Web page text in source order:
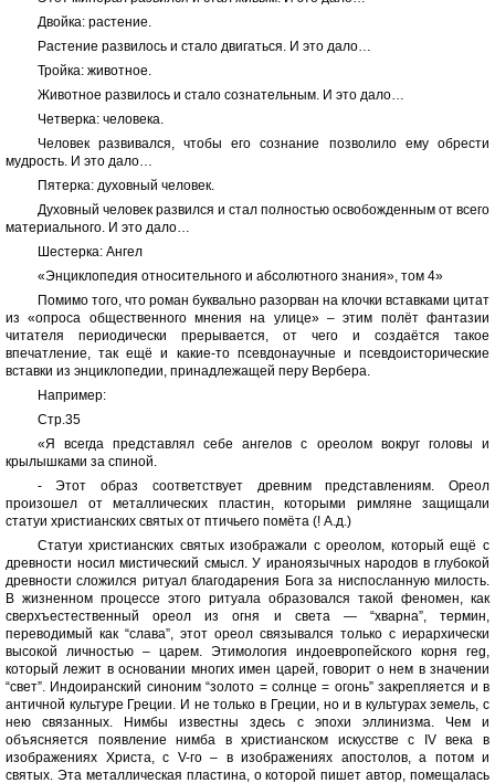
Двойка: растение.
Растение развилось и стало двигаться. И это дало…
Тройка: животное.
Животное развилось и стало сознательным. И это дало…
Четверка: человека.
Человек развивался, чтобы его сознание позволило ему обрести
мудрость. И это дало…
Пятерка: духовный человек.
Духовный человек развился и стал полностью освобожденным от всего
материального. И это дало…
Шестерка: Ангел
«Энциклопедия относительного и абсолютного знания», том 4»
Помимо того, что роман буквально разорван на клочки вставками цитат
из «опроса общественного мнения на улице» – этим полёт фантазии
читателя периодически прерывается, от чего и создаётся такое
впечатление, так ещё и какие-то псевдонаучные и псевдоисторические
вставки из энциклопедии, принадлежащей перу Вербера.
Например:
Стр.35
«Я всегда представлял себе ангелов с ореолом вокруг головы и
крылышками за спиной.
- Этот образ соответствует древним представлениям. Ореол
произошел от металлических пластин, которыми римляне защищали
статуи христианских святых от птичьего помёта (! А.д.)
Статуи христианских святых изображали с ореолом, который ещё с
древности носил мистический смысл. У ираноязычных народов в глубокой
древности сложился ритуал благодарения Бога за ниспосланную милость.
В жизненном процессе этого ритуала образовался такой феномен, как
сверхъестественный ореол из огня и света — “хварна”, термин,
переводимый как “слава”, этот ореол связывался только с иерархически
высокой личностью – царем. Этимология индоевропейского корня reg,
который лежит в основании многих имен царей, говорит о нем в значении
“свет”. Индоиранский синоним “золото = солнце = огонь” закрепляется и в
античной культуре Греции. И не только в Греции, но и в культурах земель, с
нею связанных. Нимбы известны здесь с эпохи эллинизма. Чем и
объясняется появление нимба в христианском искусстве с IV века в
изображениях Христа, с V-го – в изображениях апостолов, а потом и
святых. Эта металлическая пластина, о которой пишет автор, помещалась